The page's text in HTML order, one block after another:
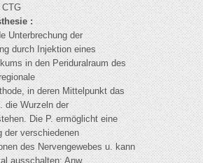
:
Unterbrechung der
durch Injektion eines
in den Periduralraum des
in deren Mittelpunkt das
die Wurzeln der
Die P. ermöglicht eine
der verschiedenen
des Nervengewebes u. kann
ausschalten; Anw.